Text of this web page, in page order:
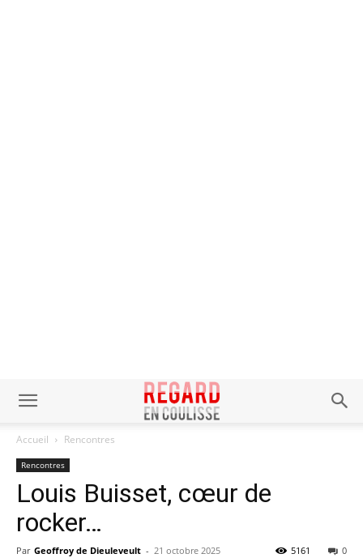
Accueil Rencontres
Rencontres
Louis Buisset, cœur de
rocker…
Par Geoffroy de Dieuleveult - 21 octobre 2025 0
5161